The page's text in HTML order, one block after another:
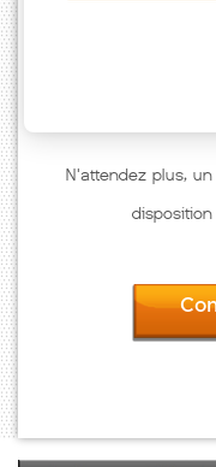
N'attendez plus,